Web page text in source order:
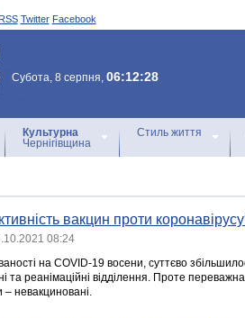
RSS Twitter Facebook
Субота, 8 серпня, 06:12:28
Культурна
Чернігівщина
Стиль життя
вакцин проти
08:24
на COVID-19 восени, суттєво
та реанімаційні відділення. Проте переважна
невакциновані.